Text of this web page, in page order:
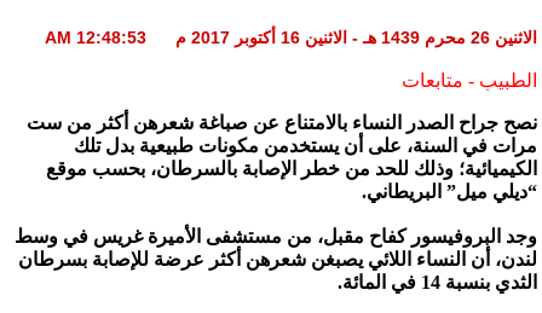
الاثنين 26 محرم 1439 هـ - الاثنين 16 أكتوبر 2017 م 12:48:53 AM
الطبيب - متابعات
نصح جراح الصدر النساء بالامتناع عن صباغة شعرهن أكثر من ست
مرات في السنة، على أن يستخدمن مكونات طبيعية بدل تلك
الكيميائية؛ وذلك للحد من خطر الإصابة بالسرطان، بحسب موقع
“ديلي ميل” البريطاني.
وجد البروفيسور كفاح مقبل، من مستشفى الأميرة غريس في وسط
لندن، أن النساء اللائي يصبغن شعرهن أكثر عرضة للإصابة بسرطان
الثدي بنسبة 14 في المائة.